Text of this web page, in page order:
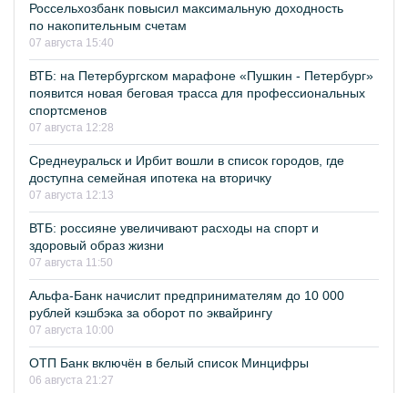
Россельхозбанк повысил максимальную доходность
по накопительным счетам
07 августа 15:40
ВТБ: на Петербургском марафоне «Пушкин - Петербург»
появится новая беговая трасса для профессиональных
спортсменов
07 августа 12:28
Среднеуральск и Ирбит вошли в список городов, где
доступна семейная ипотека на вторичку
07 августа 12:13
ВТБ: россияне увеличивают расходы на спорт и
здоровый образ жизни
07 августа 11:50
Альфа-Банк начислит предпринимателям до 10 000
рублей кэшбэка за оборот по эквайрингу
07 августа 10:00
ОТП Банк включён в белый список Минцифры
06 августа 21:27